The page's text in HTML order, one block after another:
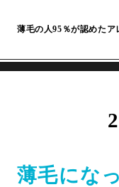
薄毛の人95％が認めたア
薄毛にな